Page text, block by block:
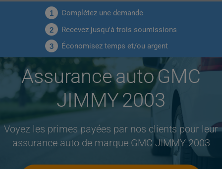
1 Complétez une demande
2 Recevez jusqu'à trois soumissions
3 Économisez temps et/ou argent
Assurance auto GMC
JIMMY 2003
Voyez les primes payées par nos clients pour leur
assurance auto de marque GMC JIMMY 2003